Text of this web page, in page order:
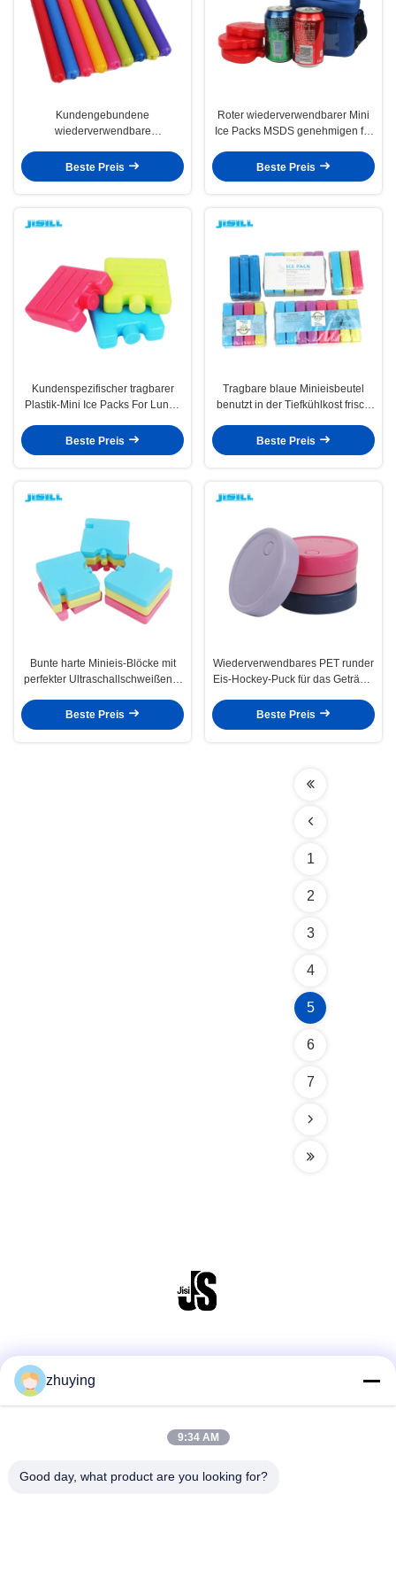
Kundengebundene
wiederverwendbare
mit Gel-abkühlender Tiefkühlkost
Beste Preis
Roter wiederverwendbarer Mini
Ice Packs MSDS genehmigen für
Beste Preis
Kundenspezifischer tragbarer
Plastik-Mini Ice Packs For Lunch
Beste Preis
Tragbare blaue Minieisbeutel
benutzt in der Tiefkühlkost frisch
Verpacken
Beste Preis
Bunte harte Minieis-Blöcke mit
perfekter Ultraschallschweißens-
Beste Preis
Wiederverwendbares PET runder
Eis-Hockey-Puck für das Getränk,
Beste Preis
1
2
3
4
5
6
7
Schneller Kontakt
Telefone
zhuying
9:34 AM
Good day, what product are you looking for?